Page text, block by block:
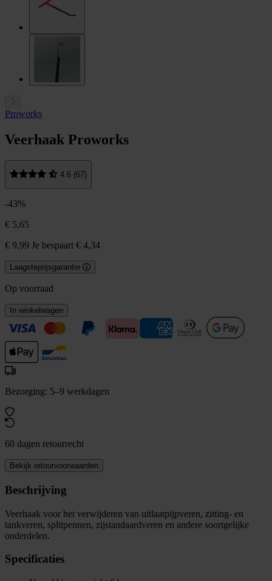
Proworks
Veerhaak Proworks
4.6 (67)
-43%
€ 5,65
€ 9,99 Je bespaart € 4,34
Laagsteprijsgarantie
Op voorraad
In winkelwagen
Bezorging: 5–9 werkdagen
60 dagen retourrecht
Bekijk retourvoorwaarden
Beschrijving
Veerhaak voor het verwijderen van uitlaatpijpveren, zitting- en
tankveren, splitpennen, zijstandaardveren en andere soortgelijke
onderdelen.
Specificaties